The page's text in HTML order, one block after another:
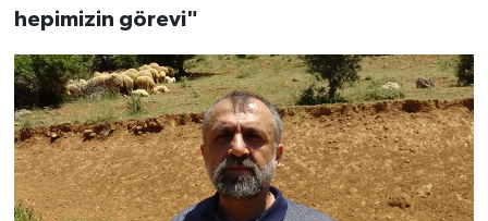
hepimizin görevi"